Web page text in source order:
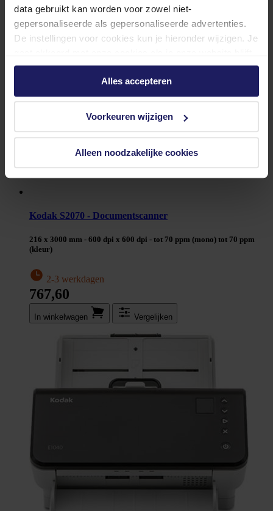
data gebruikt kan worden voor zowel niet-
gepersonaliseerde als gepersonaliseerde advertenties.
De instellingen voor cookies kun je hieronder wijzigen. Je
gebruiken.
Alles accepteren
Voorkeuren wijzigen
Alleen noodzakelijke cookies
Kodak S2070 - Documentscanner
216 x 3000 mm - 600 dpi x 600 dpi - tot 70 ppm (mono) tot 70 ppm
(kleur)
2-3 werkdagen
767,60
In winkel­wagen Vergelijken